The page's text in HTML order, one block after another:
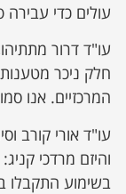
עולים כדי עבירה
עו"ד דרור
חלק ניכר
המרכזיים. אנו
עו"ד אורי קורב
והיזם מרדכי
בשימוע התקבלו